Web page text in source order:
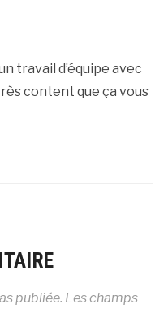
travail d’équipe avec
content que ça vous
publiée. Les champs